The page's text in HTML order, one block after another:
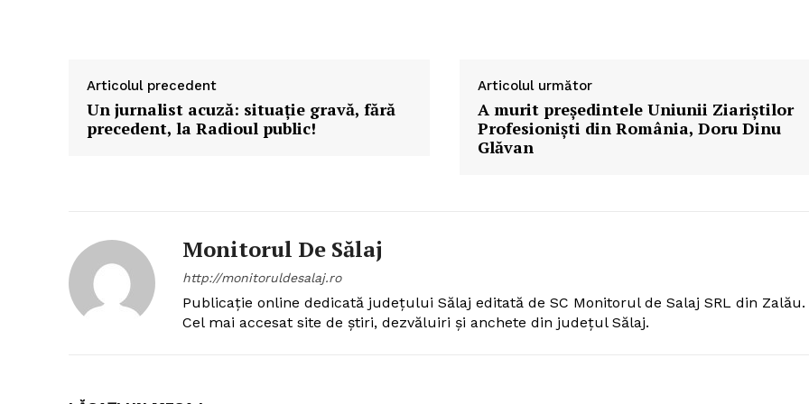
Articolul precedent
Un jurnalist acuză: situație gravă, fără
precedent, la Radioul public!
Articolul următor
A murit preşedintele Uniunii Ziariştilor
Profesionişti din România, Doru Dinu
Glăvan
Monitorul De Sălaj
http://monitoruldesalaj.ro
Publicație online dedicată județului Sălaj editată de SC Monitorul de Salaj SRL din Zalău.
Cel mai accesat site de știri, dezvăluiri și anchete din județul Sălaj.